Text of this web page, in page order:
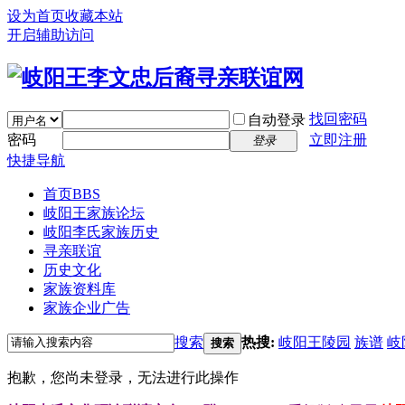
设为首页收藏本站
开启辅助访问
自动登录 找回密码
密码
登录
立即注册
快捷导航
首页BBS
岐阳王家族论坛
岐阳李氏家族历史
寻亲联谊
历史文化
家族资料库
家族企业广告
搜索 搜索 热搜: 岐阳王陵园 族谱 岐
抱歉，您尚未登录，无法进行此操作